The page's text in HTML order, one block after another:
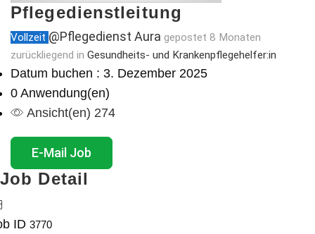
Pflegedienstleitung
Vollzeit @Pflegedienst Aura gepostet 8 Monaten
zurückliegend in Gesundheits- und Krankenpflegehelfer:in
Datum buchen : 3. Dezember 2025
0 Anwendung(en)
Ansicht(en) 274
E-Mail Job
Job Detail
ID 3770